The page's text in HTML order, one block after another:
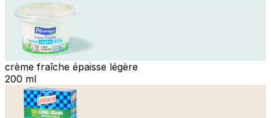
crème fraîche épaisse légère
200 ml